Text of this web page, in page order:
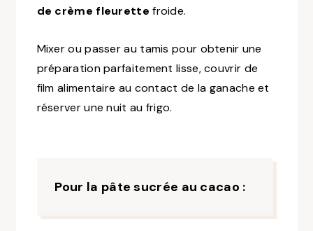
de crème fleurette froide.
Mixer ou passer au tamis pour obtenir une
préparation parfaitement lisse, couvrir de
film alimentaire au contact de la ganache et
réserver une nuit au frigo.
Pour la pâte sucrée au cacao :